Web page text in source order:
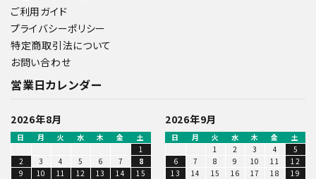
ご利用ガイド
プライバシーポリシー
特定商取引法について
お問い合わせ
営業日カレンダー
2026年8月
日 月 火 水 木 金
土
1
2
3 4 5 6 7
8
9
10 11 12 13 14 15
2026年9月
日 月 火 水 木 金
土
1
2 3 4
5
6
7 8 9 10 11
12
13
14 15 16 17 18 19